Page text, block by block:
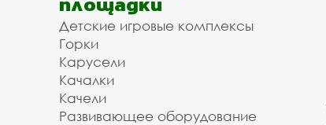
Детские игровые комплексы
Горки
Карусели
Качалки
Качели
Развивающее оборудование